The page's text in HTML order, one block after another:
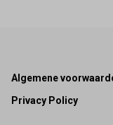
Footer
Algemene
Privacy Policy